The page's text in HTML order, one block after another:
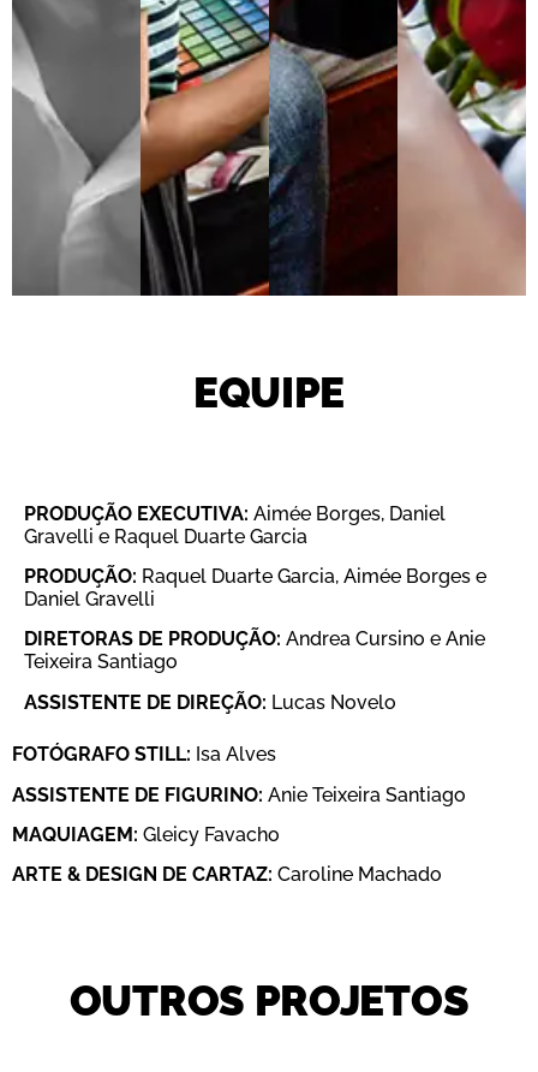
EQUIPE
PRODUÇÃO EXECUTIVA: Aimée Borges, Daniel
Gravelli e Raquel Duarte Garcia
PRODUÇÃO: Raquel Duarte Garcia, Aimée Borges e
Daniel Gravelli
DIRETORAS DE PRODUÇÃO: Andrea Cursino e Anie
Teixeira Santiago
ASSISTENTE DE DIREÇÃO: Lucas Novelo
FOTÓGRAFO STILL: Isa Alves
ASSISTENTE DE FIGURINO: Anie Teixeira Santiago
MAQUIAGEM: Gleicy Favacho
ARTE & DESIGN DE CARTAZ: Caroline Machado
OUTROS PROJETOS